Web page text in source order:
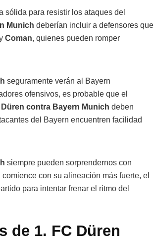
sólida para resistir los ataques del
Munich deberían incluir a defensores que
Coman, quienes pueden romper
seguramente verán al Bayern
ofensivos, es probable que el
contra Bayern Munich deben
del Bayern encuentren facilidad
siempre pueden sorprendernos con
con su alineación más fuerte, el
para intentar frenar el ritmo del
de 1. FC Düren